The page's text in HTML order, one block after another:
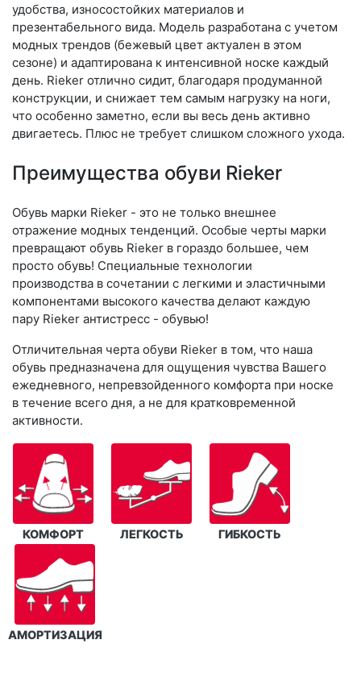
удобства, износостойких материалов и
презентабельного вида. Модель разработана с учетом
модных трендов (бе­жевый цвет актуален в этом
сезоне) и адаптирована к интенсивной носке каждый
день. Ri­eker отлично сидит, благодаря продуманной
конструкции, и снижает тем самым нагрузку на ноги,
что особенно заметно, если вы весь день активно
двигаетесь. Плюс не требует слишком сложного ухода.
Преимущества обуви Rieker
Обувь марки Rieker - это не только внешнее
отражение модных тенденций. Особые черты марки
превращают обувь Rieker в гораздо большее, чем
просто обувь! Специальные технологии
производства в сочетании с легкими и эластичными
компонентами высокого качества делают каждую
пару Rieker антистресс - обувью!
Отличительная черта обуви Rieker в том, что наша
обувь предназначена для ощущения чувства Вашего
ежедневного, непревзойденного комфорта при носке
в течение всего дня, а не для кратковременной
активности.
КОМФОРТ ЛЕГКОСТЬ ГИБКОСТЬ
АМОРТИЗАЦИЯ